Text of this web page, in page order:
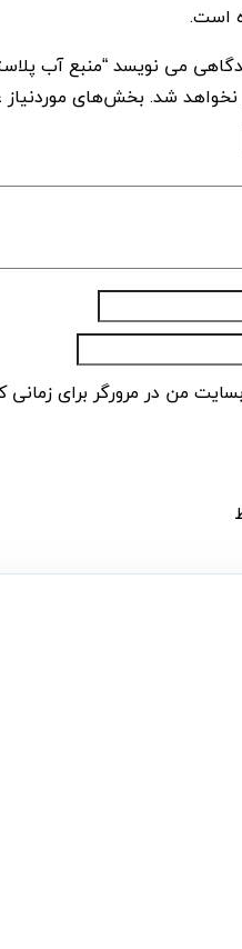
است.
نویسد “منبع آب پلاستیکی طبرستان
نخواهد شد. بخش‌های
من در مرورگر برای